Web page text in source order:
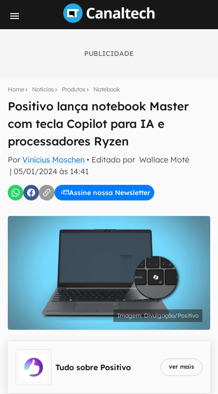
PUBLICIDADE
Home Notícias Produtos Notebook
Positivo lança notebook Master
com tecla Copilot para IA e
processadores Ryzen
Por Vinícius Moschen • Editado por Wallace Moté
| 05/01/2024 às 14:41
Assine nossa Newsletter
notícias e reviews sobre tecnologia em primeira
mão.
E-mail
inscreva-se
Confirmo que li, aceito e concordo com os Termos de
Uso e Política de Privacidade do Canaltech.
Divulgação/Positivo
Tudo sobre Positivo ver mais